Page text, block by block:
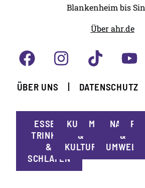
Blankenheim bis
Über ahr.de
ÜBER UNS DATENSCHUTZ
ESSEN,
TRINKEN
&
SCHLAFEN
KUNST
&
KULTUR
MOBILITÄT
NATUR
&
UMWELT